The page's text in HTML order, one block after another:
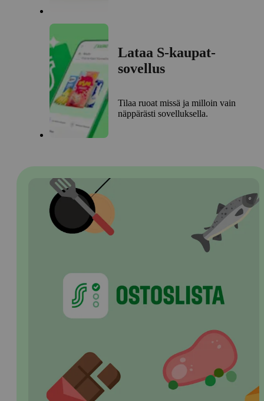
Lataa S-kaupat-
sovellus
Tilaa ruoat missä ja milloin vain
näppärästi sovelluksella.